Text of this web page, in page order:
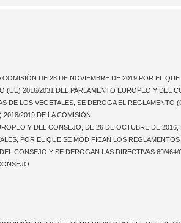
DE 28 DE NOVIEMBRE DE 2019 POR EL
(UE) 2016/2031 DEL PARLAMENTO EUROPEO Y DEL
DE LOS VEGETALES, SE DEROGA EL REGLAMENTO
2019 DE LA COMISIÓN
Y DEL CONSEJO, DE 26 DE OCTUBRE DE 2016,
POR EL QUE SE MODIFICAN LOS
CONSEJO Y SE DEROGAN LAS DIRECTIVAS 69/464/